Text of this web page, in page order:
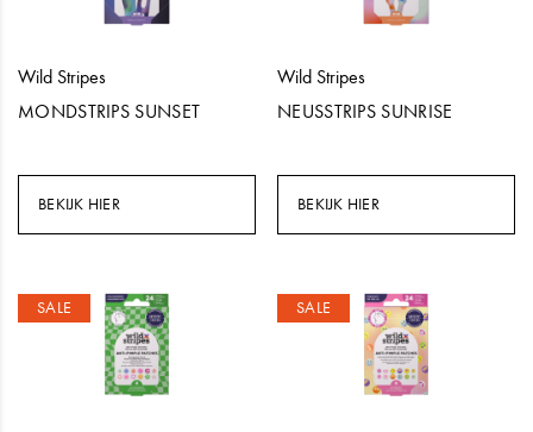
Wild Stripes
MONDSTRIPS SUNSET
BEKIJK HIER
Wild Stripes
NEUSSTRIPS SUNRISE
BEKIJK HIER
SALE SALE